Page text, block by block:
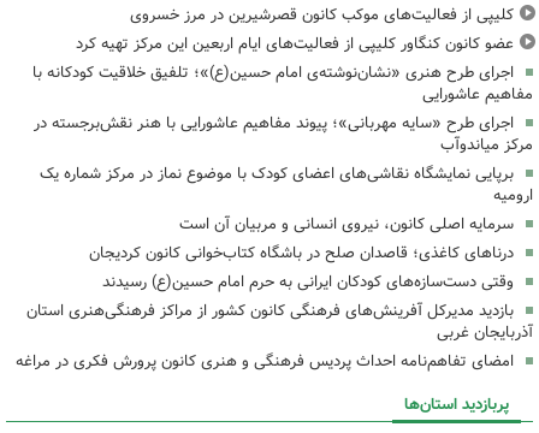
کلیپی از فعالیت‌های موکب کانون قصرشیرین در مرز خسروی
عضو کانون کنگاور کلیپی از فعالیت‌های ایام اربعین این مرکز تهیه کرد
اجرای طرح هنری «نشان‌نوشته‌ی امام حسین(ع)»؛ تلفیق خلاقیت کودکانه با
مفاهیم عاشورایی
اجرای طرح «سایه مهربانی»؛ پیوند مفاهیم عاشورایی با هنر نقش‌برجسته در
مرکز میاندوآب
برپایی نمایشگاه نقاشی‌های اعضای کودک با موضوع نماز در مرکز شماره یک
ارومیه
سرمایه اصلی کانون، نیروی انسانی و مربیان آن است
درناهای کاغذی؛ قاصدان صلح در باشگاه کتاب‌خوانی کانون کردیجان
وقتی دست‌سازه‌های کودکان ایرانی به حرم امام حسین(ع) رسیدند
بازدید مدیرکل آفرینش‌های فرهنگی کانون کشور از مراکز فرهنگی‌هنری استان
آذربایجان غربی
امضای تفاهم‌نامه احداث پردیس فرهنگی و هنری کانون پرورش فکری در مراغه
پربازدید استان‌ها